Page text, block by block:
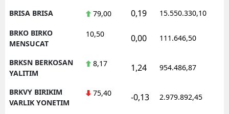
BRISA BRISA 79,00 0,19 15.550.330,10
BRKO BIRKO
MENSUCAT
10,50 0,00 111.646,50
BRKSN BERKOSAN
YALITIM
8,17 1,24 954.486,87
BRKVY BIRIKIM
VARLIK YONETIM
75,40 -0,13 2.979.892,45